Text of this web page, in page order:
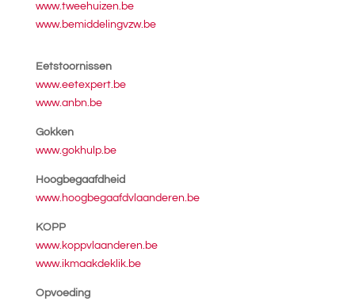
www.tweehuizen.be
www.bemiddelingvzw.be
Eetstoornissen
www.eetexpert.be
www.anbn.be
Gokken
www.gokhulp.be
Hoogbegaafdheid
www.hoogbegaafdvlaanderen.be
KOPP
www.koppvlaanderen.be
www.ikmaakdeklik.be
Opvoeding